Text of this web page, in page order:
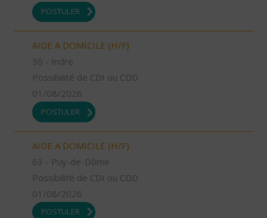
POSTULER
AIDE A DOMICILE (H/F)
36 - Indre
Possibilité de CDI ou CDD
01/08/2026
POSTULER
AIDE A DOMICILE (H/F)
63 - Puy-de-Dôme
Possibilité de CDI ou CDD
01/08/2026
POSTULER